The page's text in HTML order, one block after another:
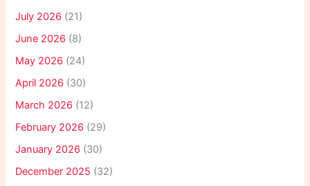
July 2026 (21)
June 2026 (8)
May 2026 (24)
April 2026 (30)
March 2026 (12)
February 2026 (29)
January 2026 (30)
December 2025 (32)